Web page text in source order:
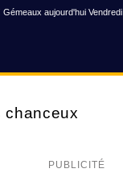
Gémeaux aujourd'hui Vendredi
chanceux